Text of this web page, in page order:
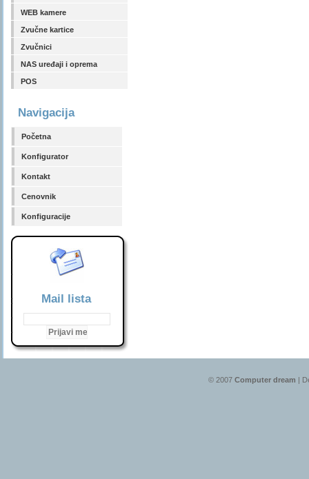
WEB kamere
Zvučne kartice
Zvučnici
NAS uređaji i oprema
POS
Navigacija
Početna
Konfigurator
Kontakt
Cenovnik
Konfiguracije
Mail lista
© 2007 Computer dream |